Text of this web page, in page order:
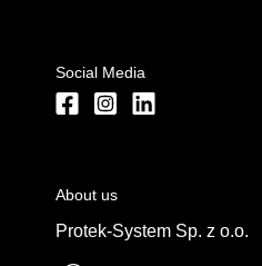
Social Media
About us
Protek-System Sp. z o.o.